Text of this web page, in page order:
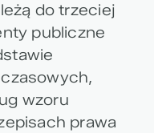
do trzeciej
publiczne
wzoru
prawa